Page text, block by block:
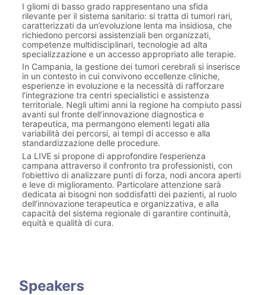
I gliomi di basso grado rappresentano una sfida
rilevante per il sistema sanitario: si tratta di tumori rari,
caratterizzati da un’evoluzione lenta ma insidiosa, che
richiedono percorsi assistenziali ben organizzati,
competenze multidisciplinari, tecnologie ad alta
specializzazione e un accesso appropriato alle terapie.
In Campania, la gestione dei tumori cerebrali si inserisce
in un contesto in cui convivono eccellenze cliniche,
esperienze in evoluzione e la necessità di rafforzare
l’integrazione tra centri specialistici e assistenza
territoriale. Negli ultimi anni la regione ha compiuto passi
avanti sul fronte dell’innovazione diagnostica e
terapeutica, ma permangono elementi legati alla
variabilità dei percorsi, ai tempi di accesso e alla
standardizzazione delle procedure.
La LIVE si propone di approfondire l’esperienza
campana attraverso il confronto tra professionisti, con
l’obiettivo di analizzare punti di forza, nodi ancora aperti
e leve di miglioramento. Particolare attenzione sarà
dedicata ai bisogni non soddisfatti dei pazienti, al ruolo
dell’innovazione terapeutica e organizzativa, e alla
capacità del sistema regionale di garantire continuità,
equità e qualità di cura.
Speakers